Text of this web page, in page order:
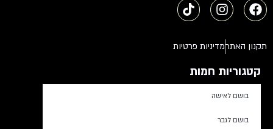
תקנון האתרמדיניות פרטיות
קטגוריות חמות
בושם לאישה
בושם לגבר